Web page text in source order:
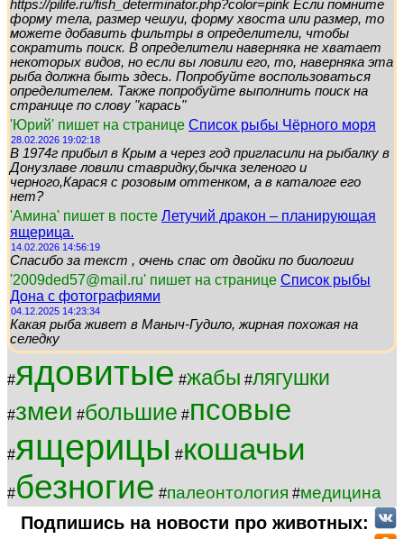
https://pilife.ru/fish_determinator.php?color=pink Если помните
форму тела, размер чешуи, форму хвоста или размер, то
можете добавить фильтры в определители, чтобы
сократить поиск. В определители наверняка не хватает
некоторых видов, но если вы ловили его, то, наверняка эта
рыба должна быть здесь. Попробуйте воспользоваться
определителем. Также попробуйте выполнить поиск на
странице по слову "карась"
'Юрий' пишет на странице Список рыбы Чёрного моря
28.02.2026 19:02:18
В 1974г прибыл в Крым а через год пригласили на рыбалку в
Донузлаве ловили ставридку,бычка зеленого и
черного,Карася с розовым оттенком, а в каталоге его
нет?
'Амина' пишет в посте Летучий дракон – планирующая
ящерица.
14.02.2026 14:56:19
Спасибо за текст , очень спас от двойки по биологии
'2009ded57@mail.ru' пишет на странице Список рыбы
Дона с фотографиями
04.12.2025 14:23:34
Какая рыба живет в Маныч-Гудило, жирная похожая на
селедку
#ядовитые #жабы #лягушки
#змеи #большие #псовые
#ящерицы #кошачьи
#безногие #палеонтология #медицина
Подпишись на новости про животных: